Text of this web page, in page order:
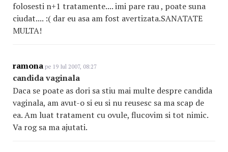
folosesti n+1 tratamente.... imi pare rau , poate suna
ciudat.... :( dar eu asa am fost avertizata.SANATATE
MULTA!
ramona pe 19 Iul 2007, 08:27
candida vaginala
Daca se poate as dori sa stiu mai multe despre candida
vaginala, am avut-o si eu si nu reusesc sa ma scap de
ea. Am luat tratament cu ovule, flucovim si tot nimic.
Va rog sa ma ajutati.